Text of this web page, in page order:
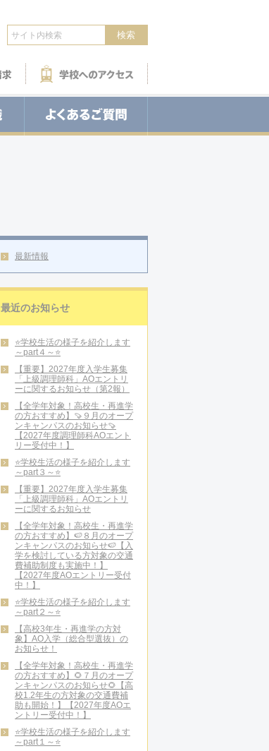
最新情報
最近のお知らせ
⭐学校生活の様子を紹介します
～part４～⭐
【重要】2027年度入学生募集
「上級調理師科」AOエントリ
ーに関するお知らせ（第2報）
【全学年対象！高校生・再進学
の方おすすめ】🍠９月のオープ
ンキャンパスのお知らせ🍠
【2027年度調理師科AOエント
リー受付中！】
⭐学校生活の様子を紹介します
～part３～⭐
【重要】2027年度入学生募集
「上級調理師科」AOエントリ
ーに関するお知らせ
【全学年対象！高校生・再進学
の方おすすめ】🍉８月のオープ
ンキャンパスのお知らせ🍉【入
学を検討している方対象の交通
費補助制度も実施中！】
【2027年度AOエントリー受付
中！】
⭐学校生活の様子を紹介します
～part２～⭐
【高校3年生・再進学の方対
象】AO入学（総合型選抜）の
お知らせ！
【全学年対象！高校生・再進学
の方おすすめ】🌻７月のオープ
ンキャンパスのお知らせ🌻【高
校1.2年生の方対象の交通費補
助も開始！】【2027年度AOエ
ントリー受付中！】
⭐学校生活の様子を紹介します
～part１～⭐